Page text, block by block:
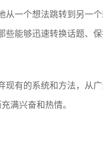
从一个想法跳转到另一
能够迅速转换话题、
现有的系统和方法，从
满兴奋和热情。